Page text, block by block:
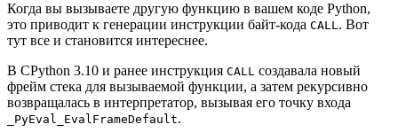
Когда вы вызываете другую функцию в вашем коде Python,
это приводит к генерации инструкции байт‑кода CALL. Вот
тут все и становится интереснее.
В CPython 3.10 и ранее инструкция CALL создавала новый
фрейм стека для вызываемой функции, а затем рекурсивно
возвращалась в интерпретатор, вызывая его точку входа
_PyEval_EvalFrameDefault.